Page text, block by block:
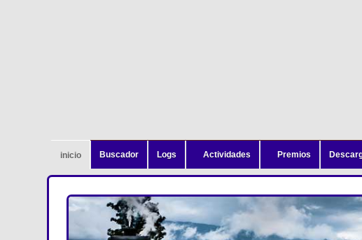
inicio Buscador Logs Actividades Premios